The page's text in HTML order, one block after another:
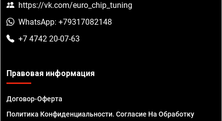
https://vk.com/euro_chip_tuning
WhatsApp: +79317082148
+7 4742 20-07-63
Правовая информация
Договор-Оферта
Политика Конфиденциальности. Согласие На Обработку